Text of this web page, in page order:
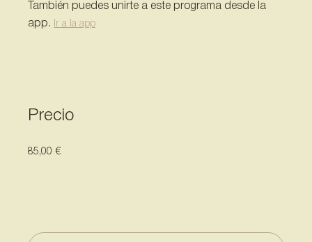
También puedes unirte a este programa desde la
app.
Ir a la app
Precio
85,00 €